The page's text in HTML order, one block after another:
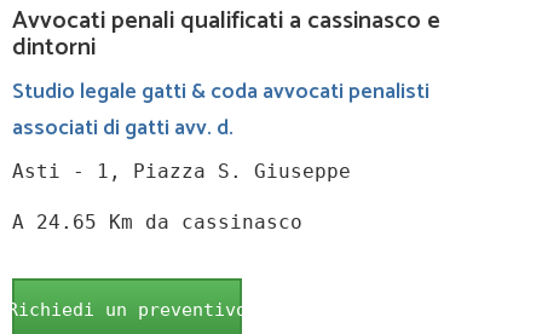
Avvocati penali qualificati a cassinasco e
dintorni
Studio legale gatti & coda avvocati penalisti
associati di gatti avv. d.
Asti - 1, Piazza S. Giuseppe
A 24.65 Km da cassinasco
Richiedi un preventivo